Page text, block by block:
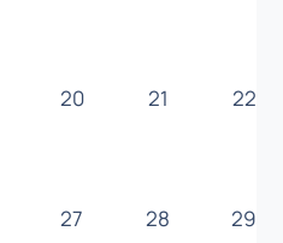
20 21 22
27 28 29